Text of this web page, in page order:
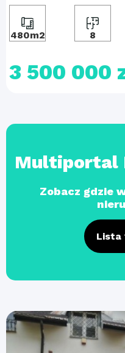
480m2 8
3 500 000
Multiportal
Zobacz gdzie
Lista